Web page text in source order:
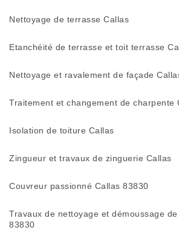
Nettoyage de terrasse Callas
Etanchéité de terrasse et toit terrasse
Nettoyage et ravalement de façade
Traitement et changement de charpente
Isolation de toiture Callas
Zingueur et travaux de zinguerie Callas
Couvreur passionné Callas 83830
Travaux de nettoyage et démoussage
83830